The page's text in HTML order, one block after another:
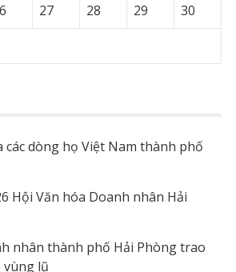
27 28 29
30
các dòng họ Việt Nam thành phố
Hội Văn hóa Doanh nhân Hải
nhân thành phố Hải Phòng trao
vùng lũ